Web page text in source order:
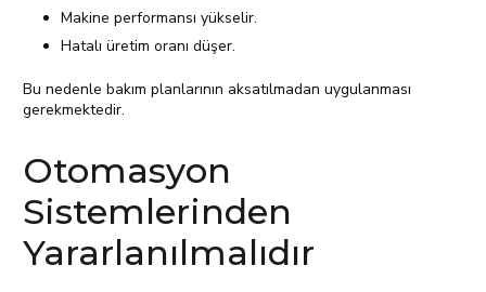
Makine performansı yükselir.
Hatalı üretim oranı düşer.
Bu nedenle bakım planlarının aksatılmadan uygulanması
gerekmektedir.
Otomasyon
Sistemlerinden
Yararlanılmalıdır